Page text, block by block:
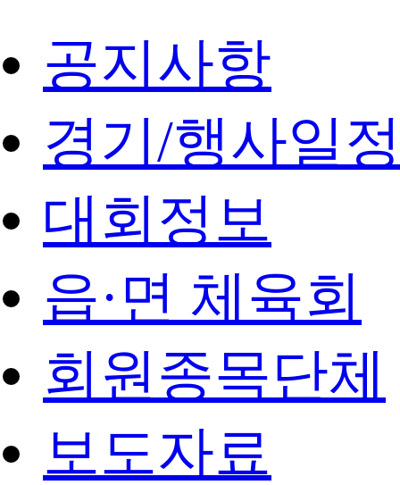
공지사항
경기/행사일
대회정보
읍·면 체육회
회원종목단체
보도자료